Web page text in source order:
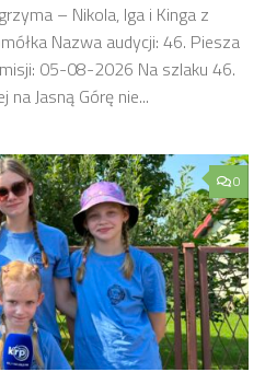
– Nikola, Iga i Kinga z
Nazwa audycji: 46. Piesza
05-08-2026 Na szlaku 46.
Jasną Górę nie...
0